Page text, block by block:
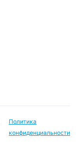
Политика
конфиденциальности